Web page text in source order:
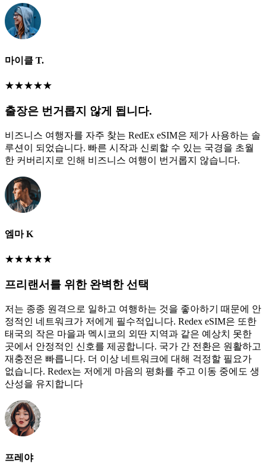
마이클 T.
★★★★★
출장은 번거롭지 않게 됩니다.
비즈니스 여행자를 자주 찾는 RedEx eSIM은 제가 사용하는 솔
루션이 되었습니다. 빠른 시작과 신뢰할 수 있는 국경을 초월
한 커버리지로 인해 비즈니스 여행이 번거롭지 않습니다.
엠마 K
★★★★★
프리랜서를 위한 완벽한 선택
저는 종종 원격으로 일하고 여행하는 것을 좋아하기 때문에 안
정적인 네트워크가 저에게 필수적입니다. Redex eSIM은 또한
태국의 작은 마을과 멕시코의 외딴 지역과 같은 예상치 못한
곳에서 안정적인 신호를 제공합니다. 국가 간 전환은 원활하고
재충전은 빠릅니다. 더 이상 네트워크에 대해 걱정할 필요가
없습니다. Redex는 저에게 마음의 평화를 주고 이동 중에도 생
산성을 유지합니다
프레야